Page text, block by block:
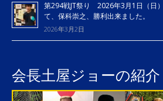
第294戦JT祭り 2026年3月1日（日
て、保科崇之、勝利出来ました。
2026年3月2日
会長土屋ジョーの紹介